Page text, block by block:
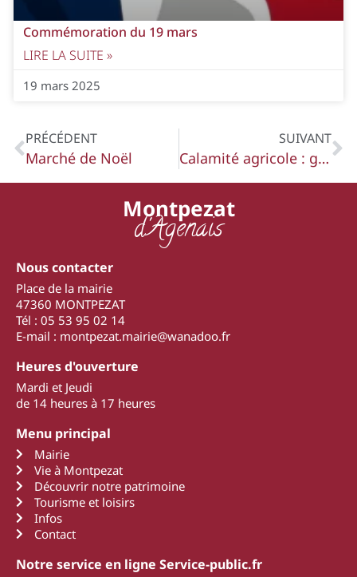
Commémoration du 19 mars
LIRE LA SUITE »
19 mars 2025
PRÉCÉDENT
Marché de Noël
SUIVANT
Calamité agricole : gel du 1er au 5 avril 2022
Montpezat
d'Agenais
Nous contacter
Place de la mairie
47360 MONTPEZAT
Tél : 05 53 95 02 14
E-mail : montpezat.mairie@wanadoo.fr
Heures d'ouverture
Mardi et Jeudi
de 14 heures à 17 heures
Menu principal
Mairie
Vie à Montpezat
Découvrir notre patrimoine
Tourisme et loisirs
Infos
Contact
Notre service en ligne Service-public.fr